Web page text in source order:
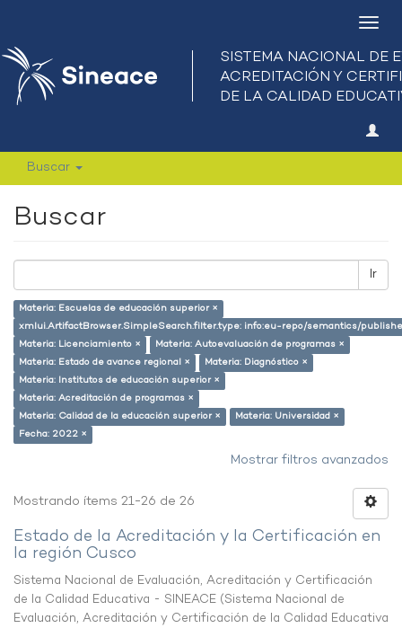
Buscar
Buscar
Ir
Materia: Escuelas de educación superior ×
xmlui.ArtifactBrowser.SimpleSearch.filter.type: info:eu-repo/semantics/
Materia: Licenciamiento ×
Materia: Autoevaluación de programas ×
Materia: Estado de avance regional ×
Materia: Diagnóstico ×
Materia: Institutos de educación superior ×
Materia: Acreditación de programas ×
Materia: Calidad de la educación superior ×
Materia: Universidad ×
Fecha: 2022 ×
Mostrar filtros avanzados
Mostrando ítems 21-26 de 26
Estado de la Acreditación y la Certificación en
la región Cusco
Sistema Nacional de Evaluación, Acreditación y Certificación
de la Calidad Educativa - SINEACE (Sistema Nacional de
Evaluación, Acreditación y Certificación de la Calidad Educativa